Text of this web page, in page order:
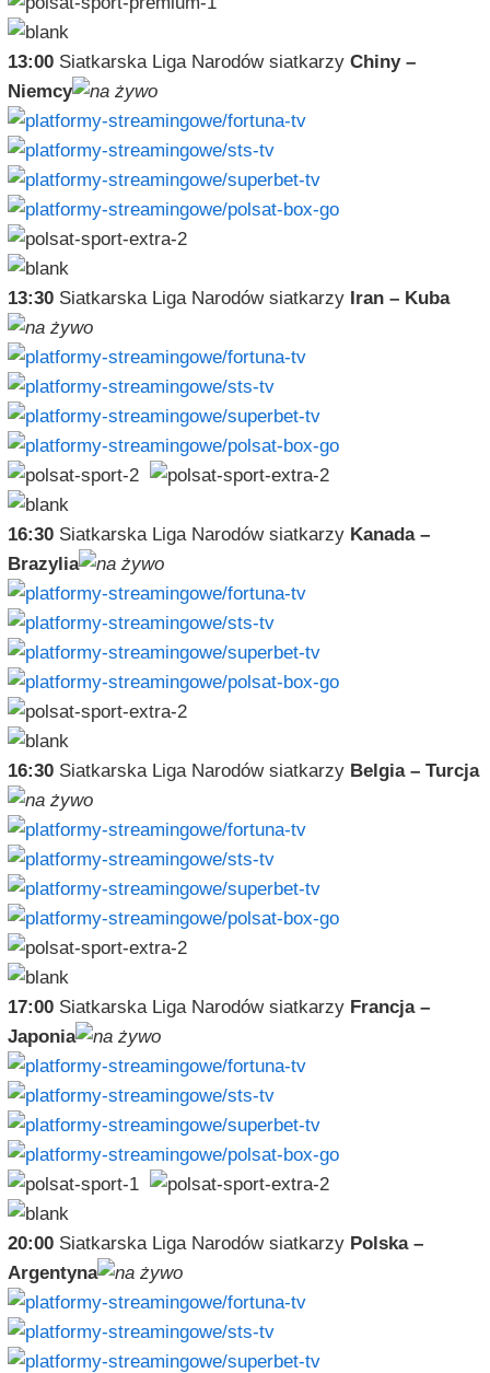
13:00Siatkarska Liga Narodów siatkarzy Chiny –
Niemcy
13:30Siatkarska Liga Narodów siatkarzy Iran – Kuba
16:30Siatkarska Liga Narodów siatkarzy Kanada –
Brazylia
16:30Siatkarska Liga Narodów siatkarzy Belgia – Turcja
17:00Siatkarska Liga Narodów siatkarzy Francja –
Japonia
20:00Siatkarska Liga Narodów siatkarzy Polska –
Argentyna